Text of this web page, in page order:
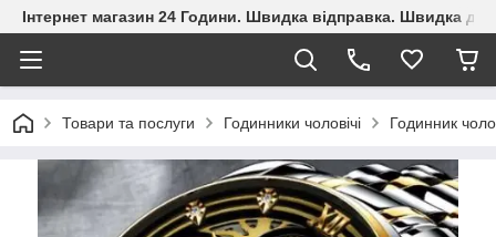
Інтернет магазин 24 Години. Швидка відправка. Швидка
Товари та послуги Годинники чоловічі Годинник